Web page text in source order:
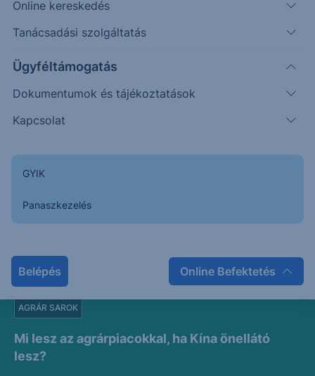
Online kereskedés
Tanácsadási szolgáltatás
Ügyféltámogatás
Dokumentumok és tájékoztatások
Kapcsolat
GYIK
Panaszkezelés
Belépés Online Befektetés
A Merck második negyedéves árbevétele 5%-kal, 16,6
szer, a magas vérnyomás kezelésére...
2026. augusztus 4.
Mi lesz az agrárpiacokkal, ha Kína önellátó
lesz?
AGRÁR SAROK